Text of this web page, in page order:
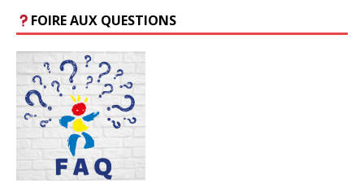
FOIRE AUX QUESTIONS